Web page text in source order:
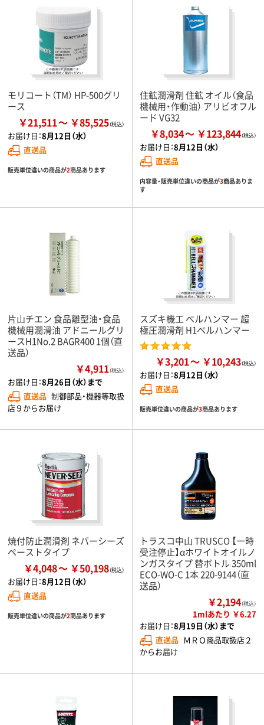
モリコート（TM） HP-500グリ
ース
￥21,511 ￥85,525
お届け日：8月12日（水）
直送品
販売単位違いの商品が2商品あります
住鉱潤滑剤 住鉱 オイル（食品
機械用・作動油） アリビオフル
ード VG32
￥8,034 ￥123,844
お届け日：8月12日（水）
直送品
内容量・販売単位違いの商品が3商品ありま
す
片山チエン 食品離型油・食品
機械用潤滑油 アドニールグリ
ースH1No.2 BAGR400 1個（直
送品）
￥4,911（税込）
お届け日：8月26日（水）まで
直送品 制御部品・機器等取扱
店９からお届け
スズキ機工 ベルハンマー 超
極圧潤滑剤 H1ベルハンマー
￥3,201 ￥10,243
お届け日：8月12日（水）
直送品
販売単位違いの商品が3商品あります
焼付防止潤滑剤 ネバーシーズ
ペーストタイプ
￥4,048 ￥50,198
お届け日：8月12日（水）
直送品
販売単位違いの商品が2商品あります
トラスコ中山 TRUSCO 【一時
受注停止】αホワイトオイルノ
ンガスタイプ 替ボトル 350ml
ECO-WO-C 1本 220-9144（直
送品）
￥2,194（税込）
1mlあたり ￥6.27
お届け日：8月19日（水）まで
直送品 ＭＲＯ商品取扱店２
からお届け